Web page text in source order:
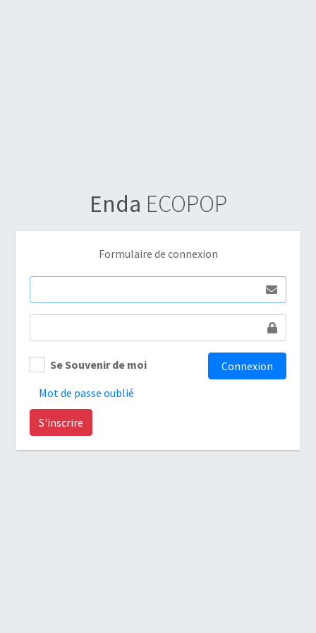
Enda ECOPOP
Formulaire de connexion
Se Souvenir de moi
Mot de passe oublié
S'inscrire